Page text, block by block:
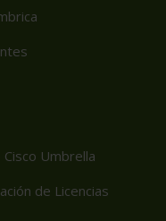
Cisco Umbrella
de Licencias